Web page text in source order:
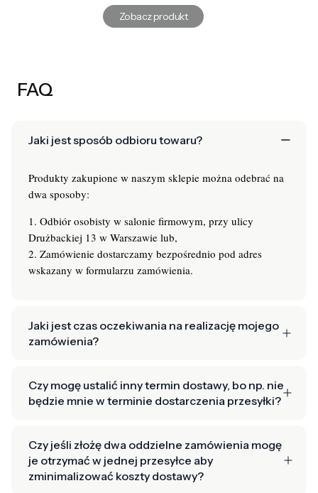
Zobacz produkt
FAQ
Jaki jest sposób odbioru towaru?
Produkty zakupione w naszym sklepie można odebrać na
dwa sposoby:
1. Odbiór osobisty w salonie firmowym, przy ulicy
Drużbackiej 13 w Warszawie lub,
2. Zamówienie dostarczamy bezpośrednio pod adres
wskazany w formularzu zamówienia.
Jaki jest czas oczekiwania na realizację mojego
zamówienia?
Czy mogę ustalić inny termin dostawy, bo np. nie
będzie mnie w terminie dostarczenia przesyłki?
Czy jeśli złożę dwa oddzielne zamówienia mogę
je otrzymać w jednej przesyłce aby
zminimalizować koszty dostawy?